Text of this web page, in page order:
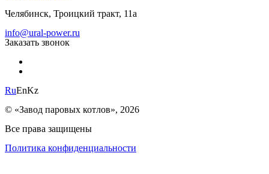
Челябинск, Троицкий тракт, 11а
info@ural-power.ru
Заказать звонок
RuEnKz
© «Завод паровых котлов», 2026
Все права защищены
Политика конфиденциальности